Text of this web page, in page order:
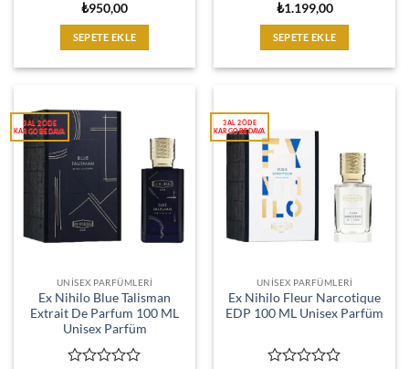
üzerinden
0
oy
aldı
₺950,00
SEPETE EKLE
üzerinden
0
oy
aldı
₺1.199,00
SEPETE EKLE
UNISEX PARFÜMLERI
Ex Nihilo Blue Talisman
Extrait De Parfum 100 ML
Unisex Parfüm
UNISEX PARFÜMLERI
Ex Nihilo Fleur Narcotique
EDP 100 ML Unisex Parfüm